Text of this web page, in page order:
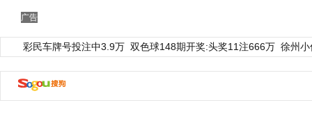
广告
彩民车牌号投注中3.9万 双色球148期开奖:头奖11注666万 徐州